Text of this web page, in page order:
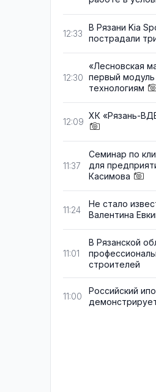
12:33
В Рязани Kia
пострадали
12:30
«Лесновская
первый
технологиям
12:09
ХК «Рязань-
11:37
Семинар по
для
Касимова
11:24
Не стало
Валентина
11:01
В Рязанской
строителей
11:00
Российский